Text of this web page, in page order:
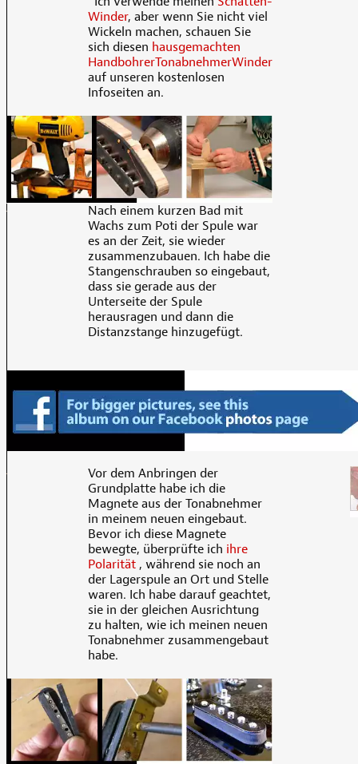
Winder, aber wenn Sie nicht viel
Wickeln machen, schauen Sie
sich diesen hausgemachten
HandbohrerTonabnehmerWinder
auf unseren kostenlosen
Infoseiten an.
Nach einem kurzen Bad mit
Wachs zum Poti der Spule war
es an der Zeit, sie wieder
zusammenzubauen. Ich habe die
Stangenschrauben so eingebaut,
dass sie gerade aus der
Unterseite der Spule
herausragen und dann die
Distanzstange hinzugefügt.
Vor dem Anbringen der
Grundplatte habe ich die
Magnete aus der Tonabnehmer
in meinem neuen eingebaut.
Bevor ich diese Magnete
bewegte, überprüfte ich ihre
Polarität, während sie noch an
der Lagerspule an Ort und Stelle
waren. Ich habe darauf geachtet,
sie in der gleichen Ausrichtung
zu halten, wie ich meinen neuen
Tonabnehmer zusammengebaut
habe.